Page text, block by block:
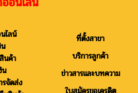
ไลน์
นค้า
น
จัดส่ง
ที่ตั้งสาขา
บริการลูกค้า
ข่าวสารและบทความ